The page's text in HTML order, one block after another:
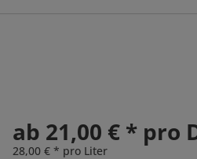
ab 21,00 € * pro
28,00 € * pro Liter